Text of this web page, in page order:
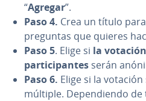
“Agregar”.
Paso 4. Crea un título
preguntas que quieres
Paso 5. Elige si la
pa­r­ti­ci­pa­n­tes serán
Paso 6. Elige si la
múltiple. De­pe­n­die­n­do